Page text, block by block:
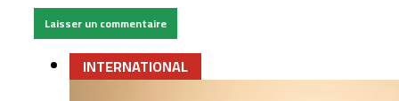
INTERNATIONAL